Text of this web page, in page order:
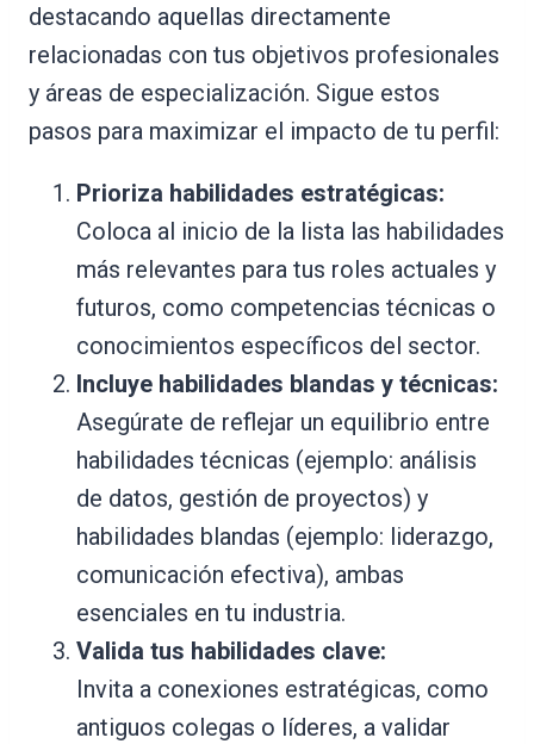
destacando aquellas directamente
relacionadas con tus objetivos profesionales
y áreas de especialización. Sigue estos
pasos para maximizar el impacto de tu perfil:
Prioriza habilidades estratégicas:
Coloca al inicio de la lista las habilidades
más relevantes para tus roles actuales y
futuros, como competencias técnicas o
conocimientos específicos del sector.
Incluye habilidades blandas y técnicas:
Asegúrate de reflejar un equilibrio entre
habilidades técnicas (ejemplo: análisis
de datos, gestión de proyectos) y
habilidades blandas (ejemplo: liderazgo,
comunicación efectiva), ambas
esenciales en tu industria.
Valida tus habilidades clave:
Invita a conexiones estratégicas, como
antiguos colegas o líderes, a validar